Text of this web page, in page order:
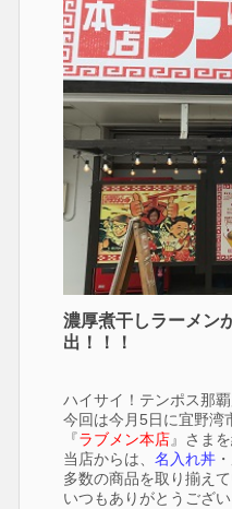
濃厚煮干しラーメン
出！！！
ハイサイ！テンポス那覇
今回は今月5日に宜野湾
『ラブメン本店』さま
当店からは、名入れ丼
多数の商品を取り揃え
いつもありがとうござ